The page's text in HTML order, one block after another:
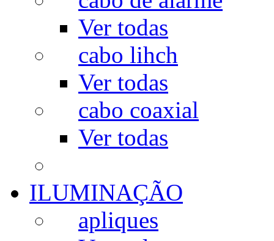
Ver todas
cabo lihch
Ver todas
cabo coaxial
Ver todas
ILUMINAÇÃO
apliques